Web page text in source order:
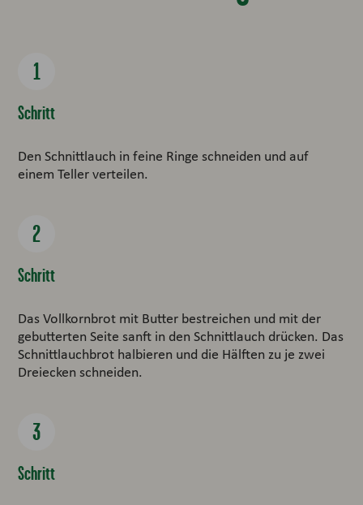
Schritt
Den Schnittlauch in feine Ringe schneiden und auf
einem Teller verteilen.
Schritt
Das Vollkornbrot mit Butter bestreichen und mit der
gebutterten Seite sanft in den Schnittlauch drücken. Das
Schnittlauchbrot halbieren und die Hälften zu je zwei
Dreiecken schneiden.
Schritt